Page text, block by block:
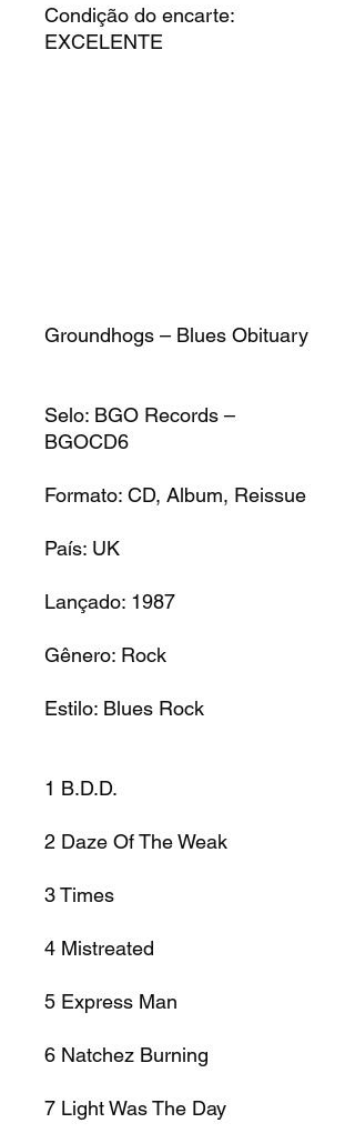
Condição do encarte:
EXCELENTE
Groundhogs – Blues Obituary
Selo: BGO Records –
BGOCD6
Formato: CD, Album, Reissue
País: UK
Lançado: 1987
Gênero: Rock
Estilo: Blues Rock
1 B.D.D.
2 Daze Of The Weak
3Times
4 Mistreated
5 Express Man
6 Natchez Burning
7 Light Was The Day